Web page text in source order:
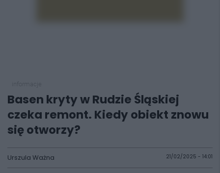
Basen kryty w Rudzie Śląskiej
czeka remont. Kiedy obiekt znowu
się otworzy?
Urszula Ważna 21/02/2025 - 14:01